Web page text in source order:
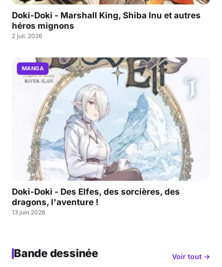
Doki-Doki - Marshall King, Shiba Inu et autres
héros mignons
2 juil. 2026
MANGA
Doki-Doki - Des Elfes, des sorcières, des
dragons, l'aventure !
13 juin 2026
Bande dessinée Voir tout →